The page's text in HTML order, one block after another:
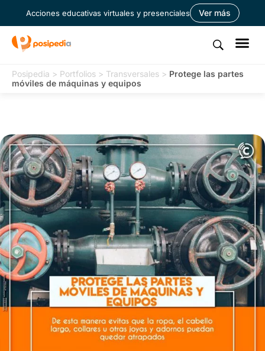
Acciones educativas virtuales y presenciales Ver más
Posipedia > Portfolios > Transversales > Protege las partes
móviles de máquinas y equipos